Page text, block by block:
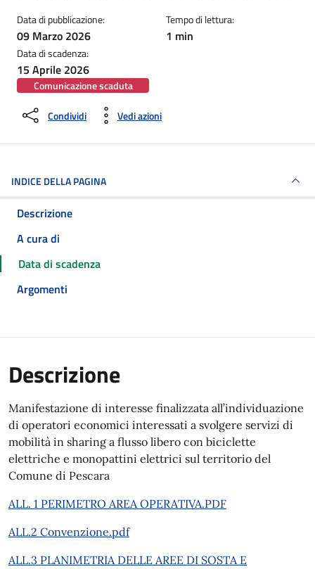
Data di pubblicazione:
09 Marzo 2026
Data di scadenza:
15 Aprile 2026
Comunicazione scaduta
Tempo di lettura:
1 min
Condividi Vedi azioni
INDICE DELLA PAGINA
Descrizione
A cura di
Data di scadenza
Argomenti
Descrizione
Manifestazione di interesse finalizzata all’individuazione
di operatori economici interessati a svolgere servizi di
mobilità in sharing a flusso libero con biciclette
elettriche e monopattini elettrici sul territorio del
Comune di Pescara
ALL. 1 PERIMETRO AREA OPERATIVA.PDF
ALL.2 Convenzione.pdf
ALL.3 PLANIMETRIA DELLE AREE DI SOSTA E